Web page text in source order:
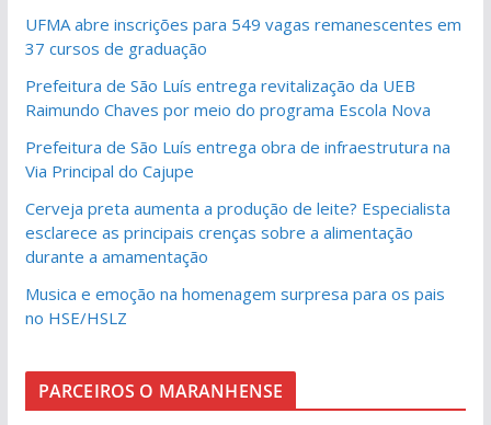
UFMA abre inscrições para 549 vagas remanescentes em
37 cursos de graduação
Prefeitura de São Luís entrega revitalização da UEB
Raimundo Chaves por meio do programa Escola Nova
Prefeitura de São Luís entrega obra de infraestrutura na
Via Principal do Cajupe
Cerveja preta aumenta a produção de leite? Especialista
esclarece as principais crenças sobre a alimentação
durante a amamentação
Musica e emoção na homenagem surpresa para os pais
no HSE/HSLZ
PARCEIROS O MARANHENSE